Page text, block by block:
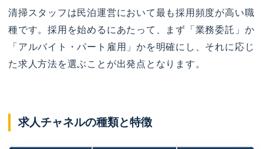
清掃スタッフは民泊運営において最も採用頻度が高い職
種です。採用を始めるにあたって、まず「業務委託」か
「アルバイト・パート雇用」かを明確にし、それに応じ
た求人方法を選ぶことが出発点となります。
求人チャネルの種類と特徴